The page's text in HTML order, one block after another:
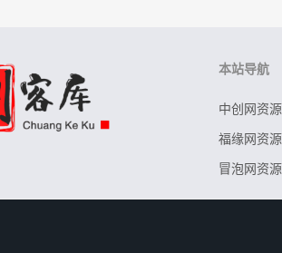
本站导航
中创网资源
福缘网资源
冒泡网资源